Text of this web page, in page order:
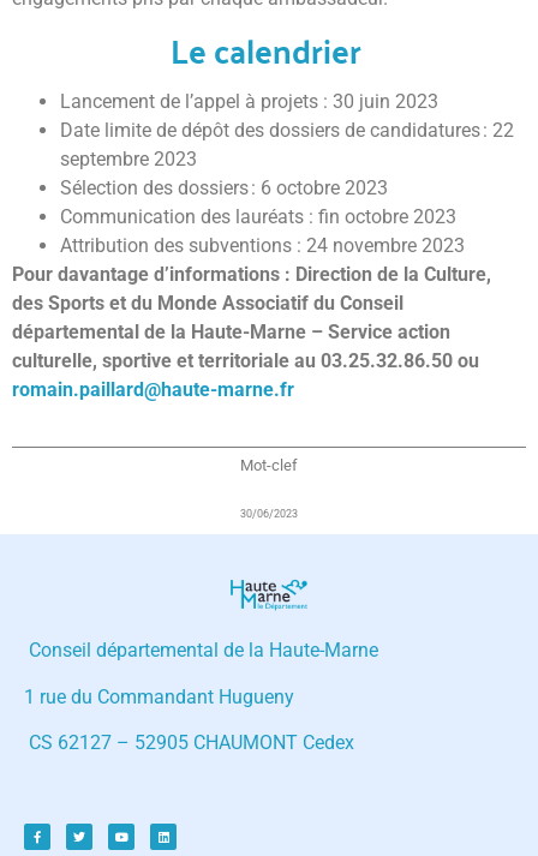
Le calendrier
Lancement de l’appel à projets : 30 juin 2023
Date limite de dépôt des dossiers de candidatures : 22
septembre 2023
Sélection des dossiers : 6 octobre 2023
Communication des lauréats : fin octobre 2023
Attribution des subventions : 24 novembre 2023
Pour davantage d’informations : Direction de la Culture,
des Sports et du Monde Associatif du Conseil
départemental de la Haute-Marne – Service action
culturelle, sportive et territoriale au 03.25.32.86.50 ou
romain.paillard@haute-marne.fr
Mot-clef
30/06/2023
Conseil départemental de la Haute-Marne
1 rue du Commandant Hugueny
CS 62127 – 52905 CHAUMONT Cedex